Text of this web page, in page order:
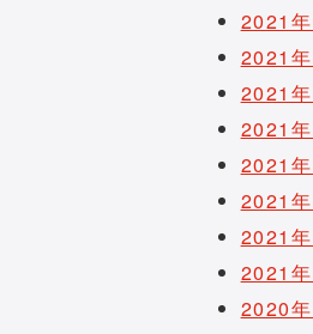
2021
2021
2021
2021
2021
2021
2021
2021
2020